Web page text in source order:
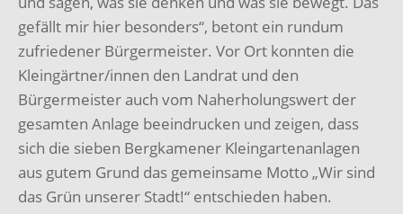
gefällt mir hier besonders“, betont ein rundum
zufriedener Bürgermeister. Vor Ort konnten die
Kleingärtner/innen den Landrat und den
Bürgermeister auch vom Naherholungswert der
gesamten Anlage beeindrucken und zeigen, dass
sich die sieben Bergkamener Kleingartenanlagen
aus gutem Grund das gemeinsame Motto „Wir sind
das Grün unserer Stadt!“ entschieden haben.